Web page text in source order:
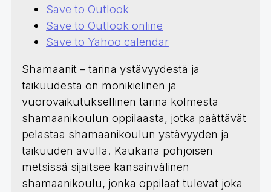
Save to Outlook
Save to Outlook online
Save to Yahoo calendar
Shamaanit – tarina ystävyydestä ja
taikuudesta on monikielinen ja
vuorovaikutuksellinen tarina kolmesta
shamaanikoulun oppilaasta, jotka päättävät
pelastaa shamaanikoulun ystävyyden ja
taikuuden avulla. Kaukana pohjoisen
metsissä sijaitsee kansainvälinen
shamaanikoulu, jonka oppilaat tulevat joka